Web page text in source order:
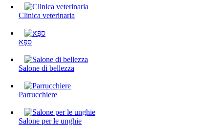
Clinica veterinaria
ספָּא
Salone di bellezza
Parrucchiere
Salone per le unghie